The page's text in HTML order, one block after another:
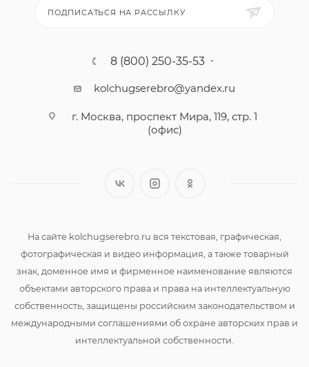
ПОДПИСАТЬСЯ НА РАССЫЛКУ
8 (800) 250-35-53
kolchugserebro@yandex.ru
г. Москва, проспект Мира, 119, стр. 1
(офис)
На сайте kolchugserebro.ru вся текстовая, графическая,
фотографическая и видео информация, а также товарный
знак, доменное имя и фирменное наименование являются
объектами авторского права и права на интеллектуальную
собственность, защищены российским законодательством и
международными соглашениями об охране авторских прав и
интеллектуальной собственности.